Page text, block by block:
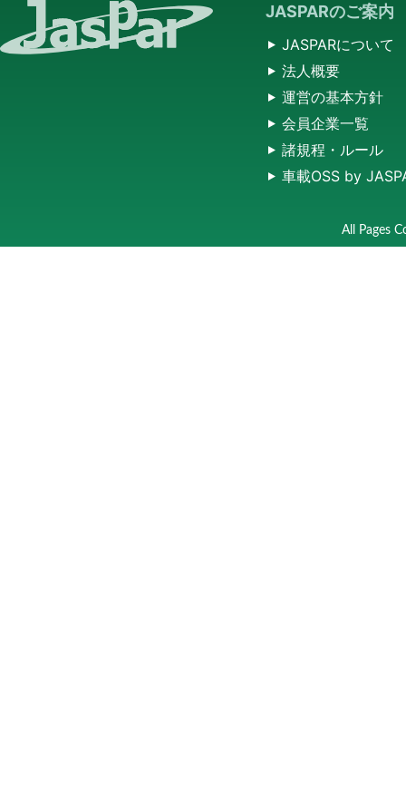
JASPARのご案内
JASPARについて
法人概要
運営の基本方針
会員企業一覧
諸規程・ルール
車載OSS by
All Pages